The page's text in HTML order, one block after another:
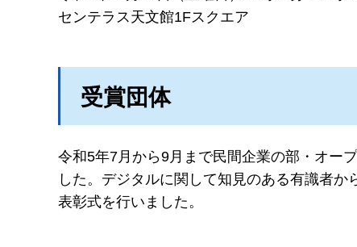
センテラス天文館1Fスクエア
受賞団体
令和5年7月から9月まで民間企業の部・オー
した。デジタルに関して知見のある有識者
表彰式を行いました。